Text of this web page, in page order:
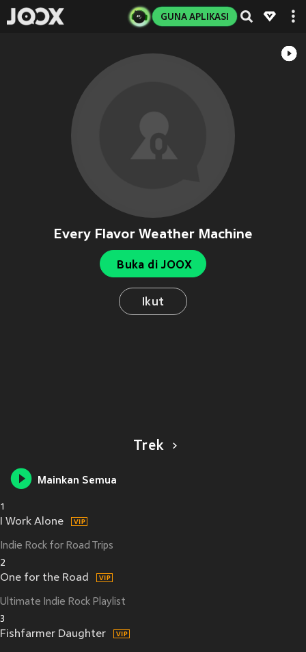
GUNA APLIKASI
Every Flavor Weather Machine
Buka di JOOX
Ikut
Trek
Mainkan Semua
1
I Work Alone
Indie Rock for Road Trips
2
One for the Road
Ultimate Indie Rock Playlist
3
Fishfarmer Daughter